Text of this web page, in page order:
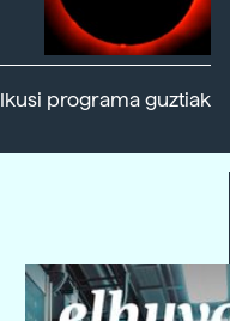
Ikusi programa guztiak